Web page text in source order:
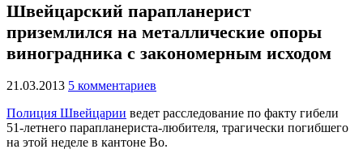
Швейцарский парапланерист
приземлился на металлические опоры
виноградника с закономерным исходом
21.03.2013 5 комментариев
Полиция Швейцарии ведет расследование по факту гибели
51-летнего парапланериста-любителя, трагически погибшего
на этой неделе в кантоне Во.